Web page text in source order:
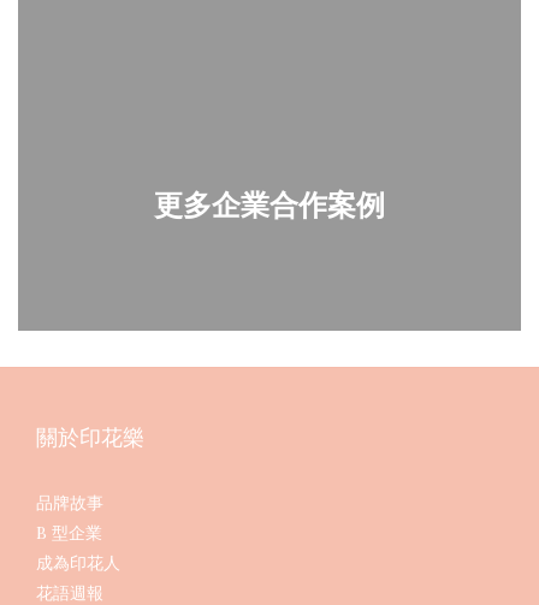
更多企業合作案例
關於印花樂
品牌故事
B 型企業
成為印花人
花語週報